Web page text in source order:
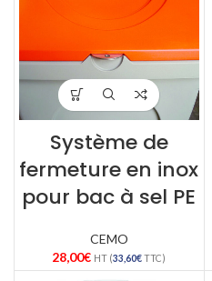
Système de
fermeture en inox
pour bac à sel PE
CEMO
28,00€ HT (33,60€TTC)